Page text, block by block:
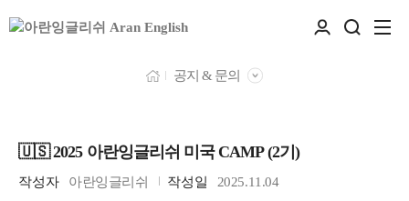
공지 & 문의
🇺🇸 2025 아란잉글리쉬 미국 CAMP (2기)
작성자 아란잉글리쉬 작성일 2025.11.04